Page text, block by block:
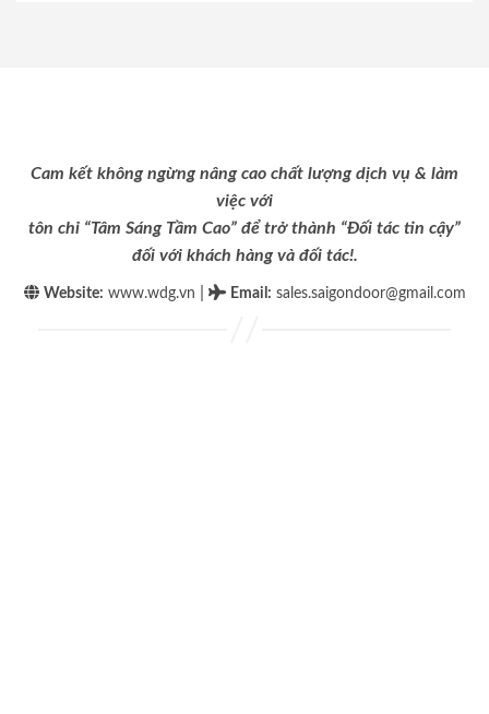
Cam kết không ngừng nâng cao chất lượng dịch vụ & làm
việc với
tôn chỉ “Tâm Sáng Tầm Cao” để trở thành “Đối tác tin cậy”
đối với khách hàng và đối tác!.
Website: www.wdg.vn Email : sales.saigondoor@gmail.com